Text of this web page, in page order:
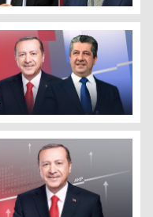
رجب طیب اردوغان،
پیام تبریک مسرور